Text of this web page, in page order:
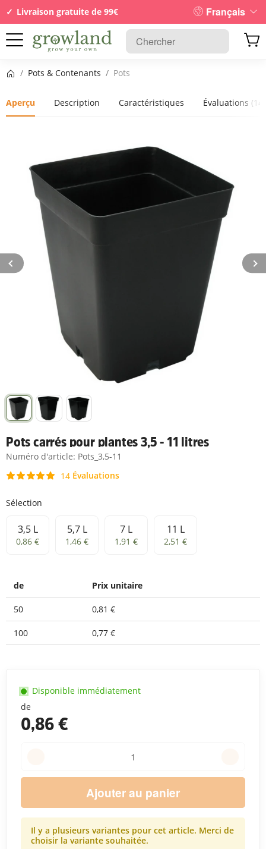
Livraison gratuite de 99€ Français
Page d’accueil
/ Pots & Contenants / Pots
Aperçu Description Caractéristiques Évaluations (14)
Pots carrés pour plantes 3,5 - 11 litres
Numéro d'article: Pots_3,5-11
14Évaluations
Sélection
3,5 L
3,5 L
0,86 €
5,7 L
5,7 L
1,46 €
7 L
7 L
1,91 €
11 L
11 L
2,51 €
de Prix unitaire
50 0,81 €
100 0,77 €
de
0,86 €
Disponible immédiatement
Ajouter au panier
Il y a plusieurs variantes pour cet article. Merci de
choisir la variante souhaitée.